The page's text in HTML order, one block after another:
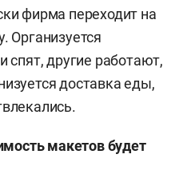
фирма переходит на
Организуется
спят, другие работают,
доставка еды,
макетов будет